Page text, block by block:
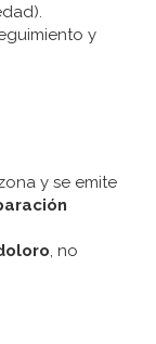
y
y se emite
, no